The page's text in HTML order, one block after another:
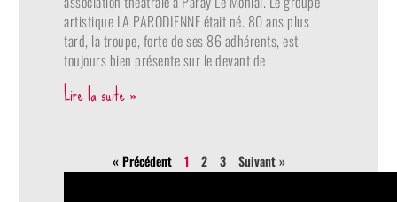
artistique LA PARODIENNE était né. 80 ans plus
tard, la troupe, forte de ses 86 adhérents, est
toujours bien présente sur le devant de
Lire la suite »
« Précédent 1 2 3 Suivant »